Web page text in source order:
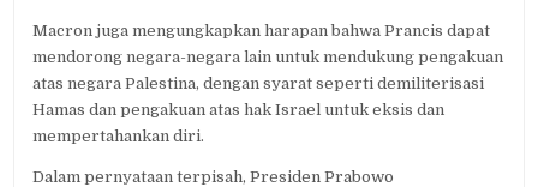
Macron juga mengungkapkan harapan bahwa Prancis dapat
mendorong negara-negara lain untuk mendukung pengakuan
atas negara Palestina, dengan syarat seperti demiliterisasi
Hamas dan pengakuan atas hak Israel untuk eksis dan
mempertahankan diri.
Dalam pernyataan terpisah, Presiden Prabowo